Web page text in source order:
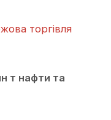
торгівля
т нафти та